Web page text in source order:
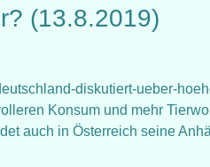
(13.8.2019)
diskutiert-ueber-
Konsum und mehr
auch in Österreich seine